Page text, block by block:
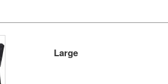
Large